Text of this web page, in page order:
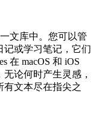
文库中。您可以管
记或学习笔记，它们
在 macOS 和 iOS
论何时产生灵感，
有文本尽在指尖之